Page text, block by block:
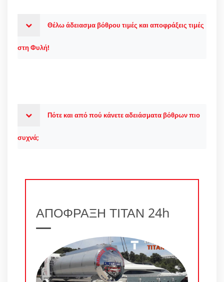
Θέλω άδειασμα βόθρου τιμές και αποφράξεις τιμές
στη Φυλή!
Πότε και από πού κάνετε αδειάσματα βόθρων πιο
συχνά;
ΑΠΟΦΡΑΞΗ ΤΙΤΑΝ 24h